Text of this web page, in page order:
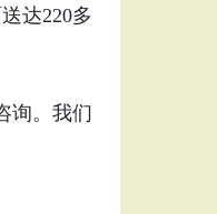
达220多
询。我们